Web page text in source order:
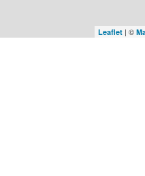
Leaflet | ©